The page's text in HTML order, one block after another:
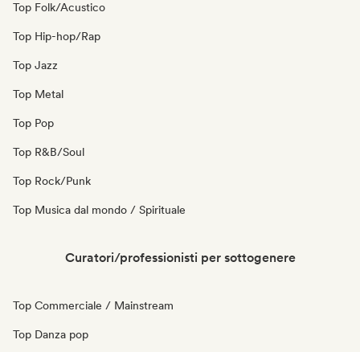
Top Folk/Acustico
Top Hip-hop/Rap
Top Jazz
Top Metal
Top Pop
Top R&B/Soul
Top Rock/Punk
Top Musica dal mondo / Spirituale
Curatori/professionisti per sottogenere
Top Commerciale / Mainstream
Top Danza pop